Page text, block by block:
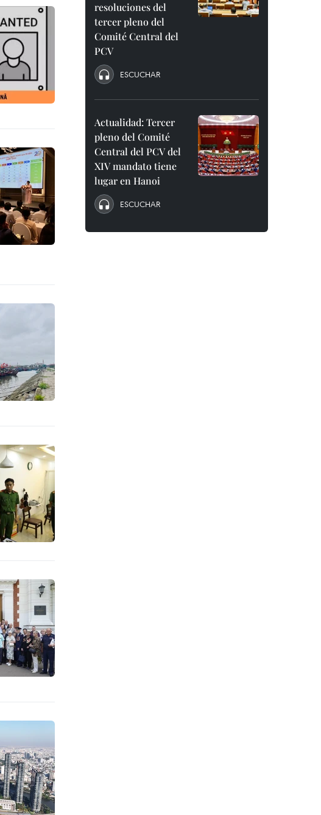
resoluciones del
tercer pleno del
Comité Central del
PCV
ESCUCHAR
Actualidad: Tercer
pleno del Comité
Central del PCV del
XIV mandato tiene
lugar en Hanoi
ESCUCHAR